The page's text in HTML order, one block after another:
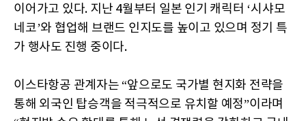
이어가고 있다. 지난 4월부터 일본 인기 캐릭터 ‘시샤모
네코’와 협업해 브랜드 인지도를 높이고 있으며 정기 특
가 행사도 진행 중이다.
이스타항공 관계자는 “앞으로도 국가별 현지화 전략을
통해 외국인 탑승객을 적극적으로 유치할 예정”이라며